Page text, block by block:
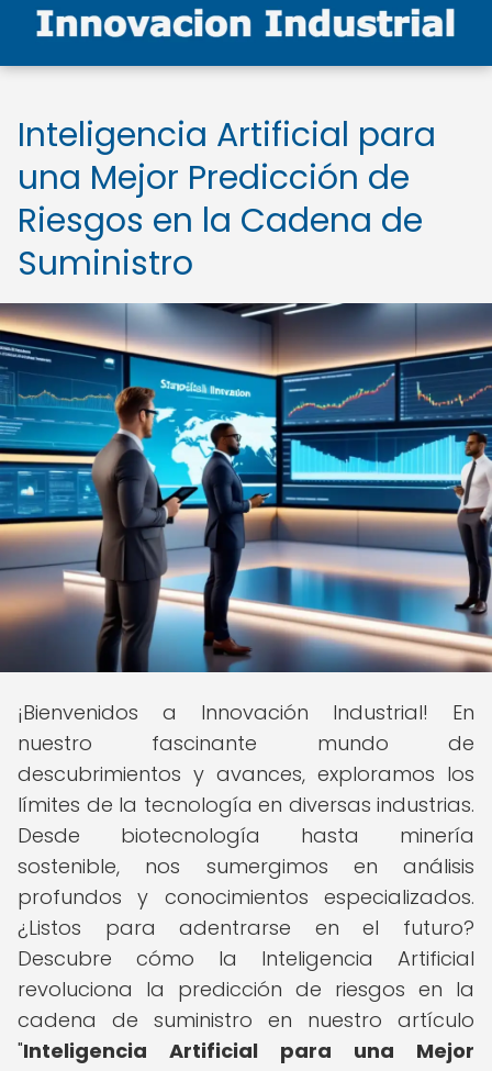
Inteligencia Artificial para
una Mejor Predicción de
Riesgos en la Cadena de
Suministro
¡Bienvenidos a Innovación Industrial! En
nuestro fascinante mundo de
descubrimientos y avances, exploramos los
límites de la tecnología en diversas industrias.
Desde biotecnología hasta minería
sostenible, nos sumergimos en análisis
profundos y conocimientos especializados.
¿Listos para adentrarse en el futuro?
Descubre cómo la Inteligencia Artificial
revoluciona la predicción de riesgos en la
cadena de suministro en nuestro artículo
"Inteligencia Artificial para una Mejor